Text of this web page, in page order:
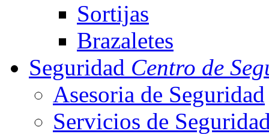
Sortijas
Brazaletes
Seguridad Centro de
Asesoria de Seguridad
Servicios de